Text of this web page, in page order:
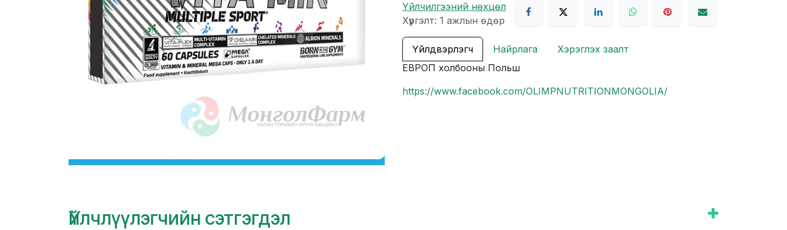
Үйлчилгээний нөхцөл
Хүргэлт: 1 ажлын өдөр
Үйлдвэрлэгч Найрлага
Хэрэглэх заалт
ЕВРОП холбооны Польш
https://www.facebook.com/OLIMPNUTRITIONMONGOLIA/
Үйлчлүүлэгчийн сэтгэгдэл